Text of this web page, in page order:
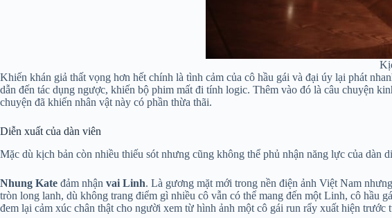
Khiến khán giả thất vọng hơn hết chính là tình cảm của cô hầu gái và đại úy lại phát
dẫn đến tác dụng ngược, khiến bộ phim mất đi tính logic. Thêm vào đó là câu chuyện
chuyện đã khiến nhân vật này có phần thừa thãi.
Diễn xuất của dàn viên
Mặc dù kịch bản còn nhiều thiếu sót nhưng cũng không thể phủ nhận năng lực của
Nhung Kate đảm nhận vai Linh. Là gương mặt mới trong nền điện ảnh Việt Nam
tròn long lanh, dù không trang điểm gì nhiều cô vẫn có thể mang đến một Linh, cô hầu
đem lại cảm xúc chân thật cho người xem từ hình ảnh một cô gái run rẩy xuất hiện